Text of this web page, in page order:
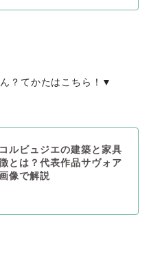
？てかたはこちら！▼
ルビュジエの建築と家具
とは？代表作品サヴォア
像で解説